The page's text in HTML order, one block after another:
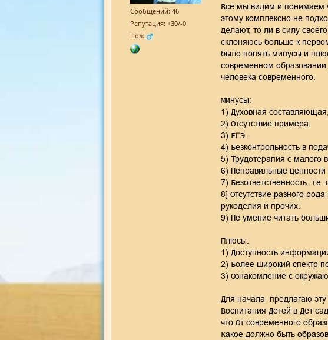
Сообщений: 46
Репутация: +30/-0
Пол:
Все мы видим и понимаем
этому комплексно не
делают, то ли в силу
склоняюсь больше к
было понять минусы и
современном
человека современного.
Минусы:
1) Духовная
2) Отсутствие примера.
3) ЕГЭ.
4) Безконтрольность в
5) Трудотерапия с малого
6) Неправильные ценности
7) Безответственность. т.е.
8] Отсутствие разного
рукоделия и прочих.
9) Не умение читать
Плюсы.
1) Доступность
2) Более широкий спектр
3) Ознакомление с
Для начала предлагаю эту
Воспитания Детей в Дет
что От современного
Какое должно быть